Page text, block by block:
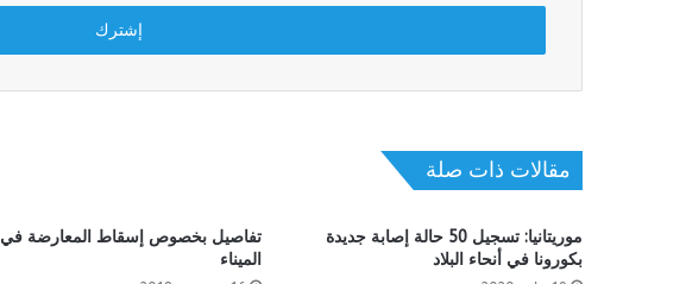
الإلكتروني
مقالات ذات صلة
موريتانيا: تسجيل 50 حالة إصابة جديدة
بكورونا في أنحاء البلاد
تفاصيل بخصوص إسقاط المعارضة في
الميناء